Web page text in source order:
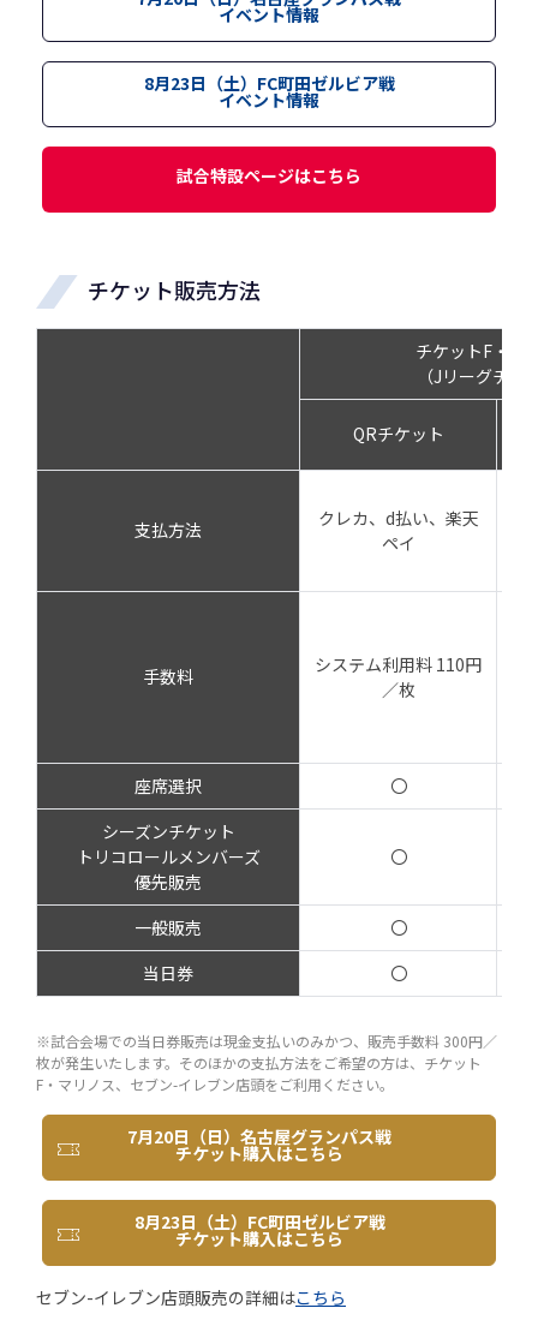
イベント情報
8月23日（土）FC町田ゼルビア戦
イベント情報
試合特設ページはこちら
チケット販売方法
チケットF・マ
（Jリーグチケ
QRチケット
支払方法
クレカ、d払い、楽天
ペイ
手数料
システム利用料 110円
／枚
座席選択
〇
シーズンチケット
トリコロールメンバーズ
優先販売
〇
一般販売
〇
当日券
〇
※試合会場での当日券販売は現金支払いのみかつ、販売手数料 300円／
枚が発生いたします。そのほかの支払方法をご希望の方は、チケット
F・マリノス、セブン-イレブン店頭をご利用ください。
7月20日（日）名古屋グランパス戦
チケット購入はこちら
8月23日（土）FC町田ゼルビア戦
チケット購入はこちら
セブン-イレブン店頭販売の詳細はこちら